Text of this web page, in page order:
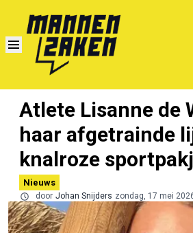
Atlete Lisanne de
haar afgetrainde
knalroze
Nieuws
door Johan Snijders zondag, 17 mei